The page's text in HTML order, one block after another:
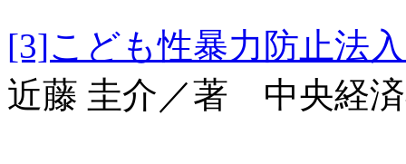
[3]こども性暴力防
近藤 圭介／著 中央経